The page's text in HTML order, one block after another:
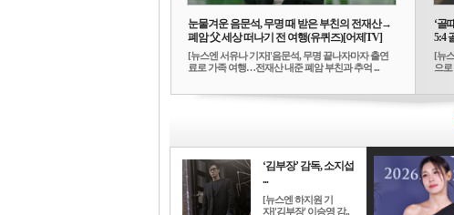
눈물겨운 음문석, 무명 때 받은 부친의 전재산→
폐암 父 세상 떠나기 전 여행(유퀴즈)[어제TV]
[뉴스엔 서유나 기자]'음문석, 무명 끝나자마자 출연
료로 가족 여행…전재산 내준 폐암 부친과 추억 ...
‘골
5:4
[뉴
으
‘김부장’ 감독, 소지섭
...
[뉴스엔 하지원 기
자]'김부장' 이승영 감..